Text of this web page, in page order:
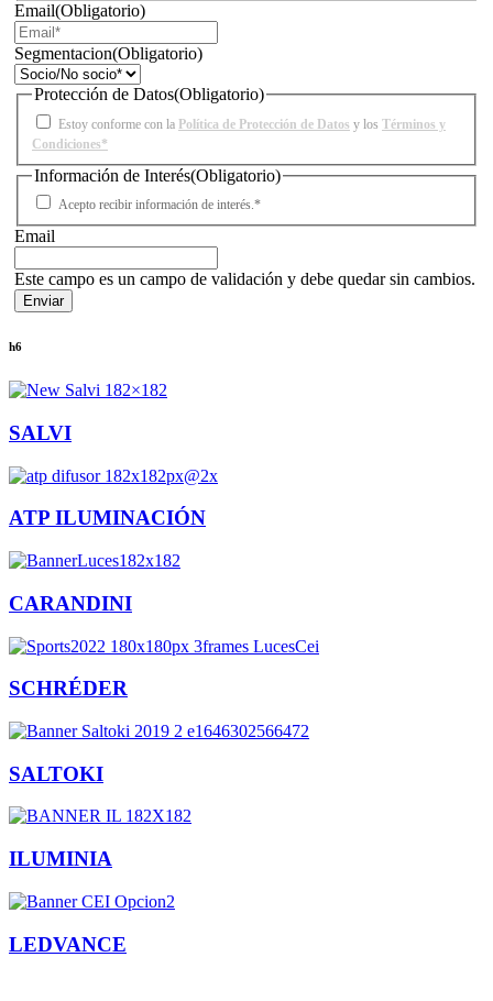
Email(Obligatorio)
Segmentacion(Obligatorio)
Protección de Datos(Obligatorio)
Estoy conforme con la Política de Protección de Datos y los Términos y
Condiciones*
Información de Interés(Obligatorio)
Acepto recibir información de interés.*
Email
Este campo es un campo de validación y debe quedar sin cambios.
h6
SALVI
ATP ILUMINACIÓN
CARANDINI
SCHRÉDER
SALTOKI
ILUMINIA
LEDVANCE